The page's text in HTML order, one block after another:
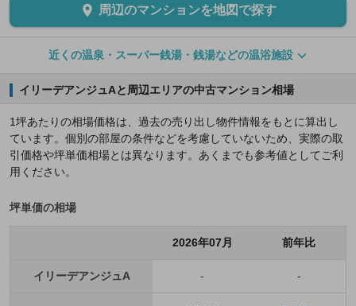
周辺のマンションを地図で探す
近くの温泉・スーパー銭湯・銭湯などの温浴施設
イリーデアンジュAと周辺エリアの中古マンション相場
1坪あたりの相場価格は、過去の売り出し物件情報をもとに算出し
ています。個別の部屋の条件などを考慮していないため、実際の取
引価格や坪単価相場とは異なります。あくまでも参考値としてご利
用ください。
坪単価の相場
2026年07月 前年比
イリーデアンジュA - -